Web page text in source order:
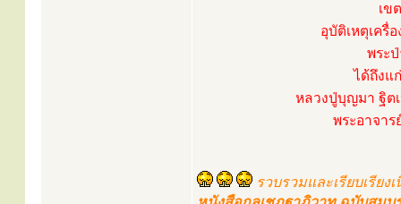
เข
อุบัติเหตุเครื่
พระ
ได้ถึงแ
หลวงปู่บุญมา ฐิต
พระอาจา
รวบรวมและเรียบเรียง